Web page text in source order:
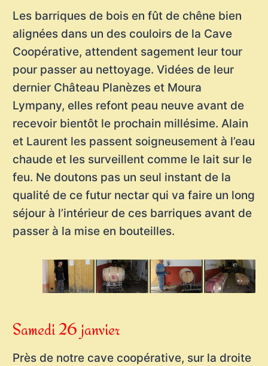
Les barriques de bois en fût de chêne bien
alignées dans un des couloirs de la Cave
Coopérative, attendent sagement leur tour
pour passer au nettoyage. Vidées de leur
dernier Château Planèzes et Moura
Lympany, elles refont peau neuve avant de
recevoir bientôt le prochain millésime. Alain
et Laurent les passent soigneusement à l’eau
chaude et les surveillent comme le lait sur le
feu. Ne doutons pas un seul instant de la
qualité de ce futur nectar qui va faire un long
séjour à l’intérieur de ces barriques avant de
passer à la mise en bouteilles.
Samedi 26 janvier
Près de notre cave coopérative, sur la droite